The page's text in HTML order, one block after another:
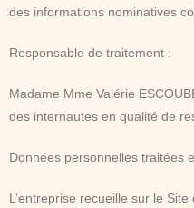
des informations nominatives
Responsable de traitement :
Madame Mme Valérie
des internautes en qualité de
Données personnelles traitées
L’entreprise recueille sur le